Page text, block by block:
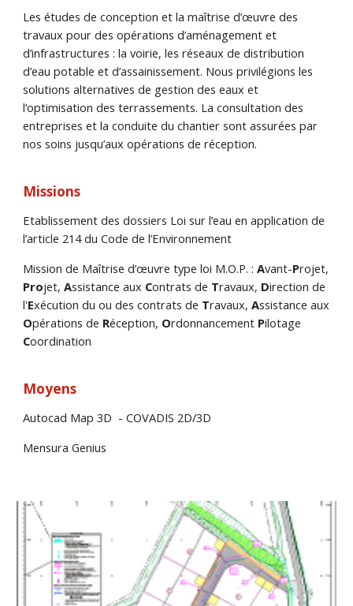
Les études de conception et la maîtrise d’œuvre des
travaux pour des opérations d’aménagement et
d’infrastructures : la voirie, les réseaux de distribution
d’eau potable et d’assainissement. Nous privilégions les
solutions alternatives de gestion des eaux et
l’optimisation des terrassements. La consultation des
entreprises et la conduite du chantier sont assurées par
nos soins jusqu’aux opérations de réception.
Missions
Etablissement des dossiers Loi sur l’eau en application de
l’article 214 du Code de l’Environnement
Mission de Maîtrise d’œuvre type loi M.O.P. :Avant-Projet,
Projet,Assistance aux Contrats de Travaux, Direction de
l'Exécution du ou des contrats de Travaux,Assistance aux
Opérations de Réception, Ordonnancement Pilotage
Coordination
Moyens
Autocad Map 3D - COVADIS 2D/3D
Mensura Genius